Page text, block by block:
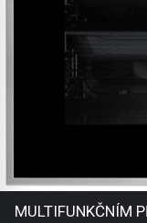
MULTIFUNKČNÍM